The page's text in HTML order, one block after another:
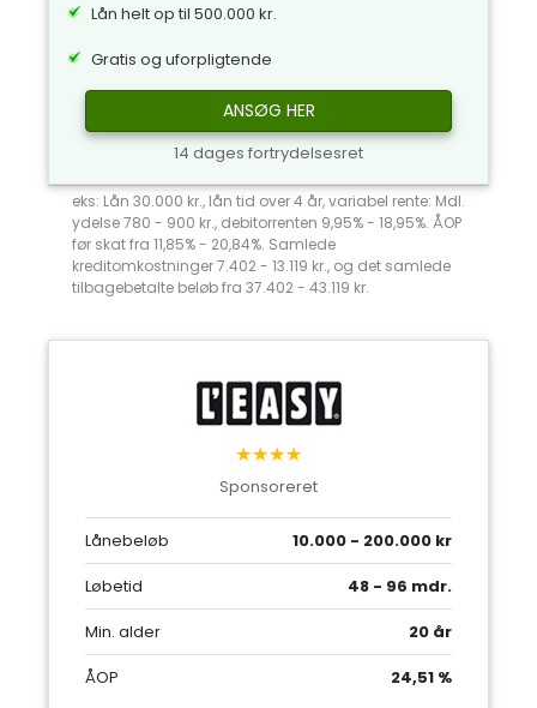
Lån helt op til 500.000 kr.
Gratis og uforpligtende
ANSØG HER
14 dages fortrydelsesret
eks: Lån 30.000 kr., lån tid over 4 år, variabel rente: Mdl.
ydelse 780 - 900 kr., debitorrenten 9,95% - 18,95%. ÅOP
før skat fra 11,85% - 20,84%. Samlede
kreditomkostninger 7.402 - 13.119 kr., og det samlede
tilbagebetalte beløb fra 37.402 - 43.119 kr.
★★★★
Sponsoreret
Lånebeløb
10.000 - 200.000 kr
Løbetid
48 - 96 mdr.
Min. alder
20 år
ÅOP
24,51 %